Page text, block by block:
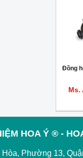
Đồng
Ms.
HOA Ý ® -
Phường 13,